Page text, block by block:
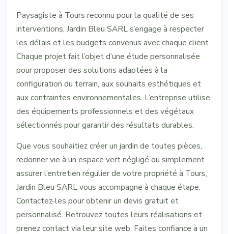
Paysagiste à Tours reconnu pour la qualité de ses
interventions, Jardin Bleu SARL s’engage à respecter
les délais et les budgets convenus avec chaque client.
Chaque projet fait l’objet d’une étude personnalisée
pour proposer des solutions adaptées à la
configuration du terrain, aux souhaits esthétiques et
aux contraintes environnementales. L’entreprise utilise
des équipements professionnels et des végétaux
sélectionnés pour garantir des résultats durables.
Que vous souhaitiez créer un jardin de toutes pièces,
redonner vie à un espace vert négligé ou simplement
assurer l’entretien régulier de votre propriété à Tours,
Jardin Bleu SARL vous accompagne à chaque étape.
Contactez-les pour obtenir un devis gratuit et
personnalisé. Retrouvez toutes leurs réalisations et
prenez contact via leur site web. Faites confiance à un